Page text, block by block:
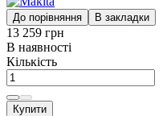
До порівняння В закладки
13 259 грн
В наявності
Кількість
Купити